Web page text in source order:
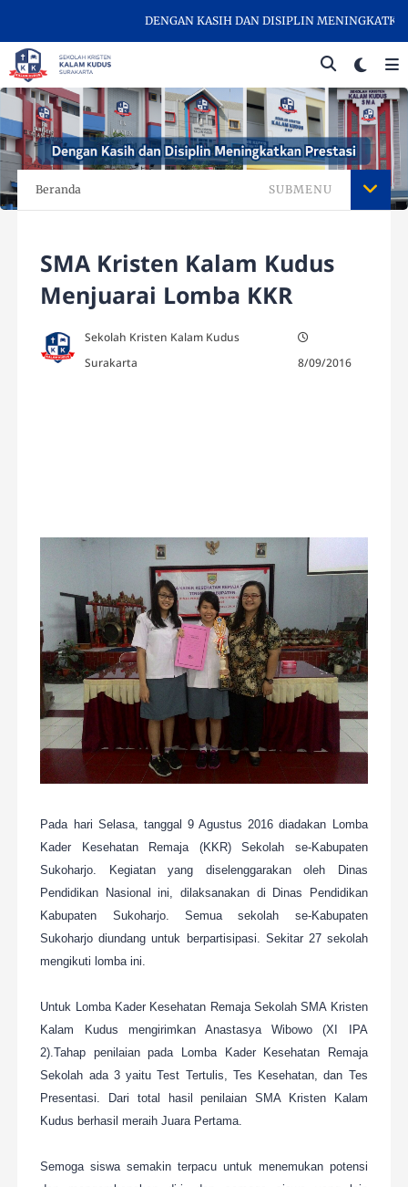
DENGAN KASIH DAN DISIPLIN MENINGKATKAN
Beranda SUBMENU
SMA Kristen Kalam Kudus
Menjuarai Lomba KKR
Sekolah Kristen Kalam Kudus
Surakarta
8/09/2016
Pada hari Selasa, tanggal 9 Agustus 2016 diadakan Lomba
Kader Kesehatan Remaja (KKR) Sekolah se-Kabupaten
Sukoharjo. Kegiatan yang diselenggarakan oleh Dinas
Pendidikan Nasional ini, dilaksanakan di Dinas Pendidikan
Kabupaten Sukoharjo. Semua sekolah se-Kabupaten
Sukoharjo diundang untuk berpartisipasi. Sekitar 27 sekolah
mengikuti lomba ini.
Untuk Lomba Kader Kesehatan Remaja Sekolah SMA Kristen
Kalam Kudus mengirimkan Anastasya Wibowo (XI IPA
2).Tahap penilaian pada Lomba Kader Kesehatan Remaja
Sekolah ada 3 yaitu Test Tertulis, Tes Kesehatan, dan Tes
Presentasi. Dari total hasil penilaian SMA Kristen Kalam
Kudus berhasil meraih Juara Pertama.
Semoga siswa semakin terpacu untuk menemukan potensi